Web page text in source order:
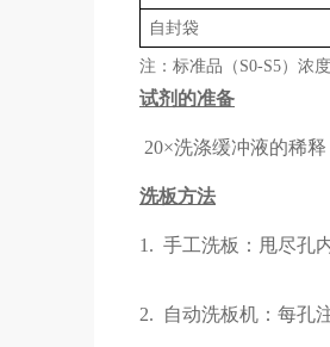
自封袋
注：标准品（ S0-S5）浓度
试剂的准备
20×洗涤缓冲液的稀
洗板方法
1. 手工洗板：甩尽孔
2. 自动洗板机：每孔